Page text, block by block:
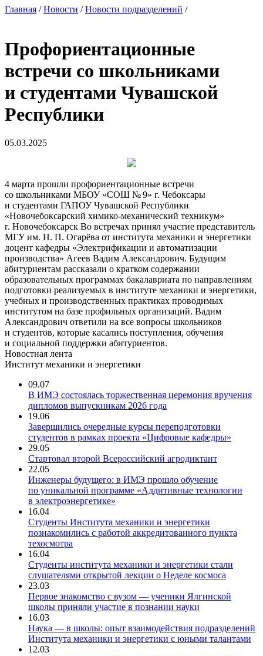
Главная /Новости /Новости подразделений /
Профориентационные
встречи со школьниками
и студентами Чувашской
Республики
05.03.2025
4 марта прошли профориентационные встречи
со школьниками МБОУ «СОШ № 9» г. Чебоксары
и студентами ГАПОУ Чувашской Республики
«Новочебоксарский химико-механический техникум»
г. Новочебоксарск Во встречах принял участие представитель
МГУ им. Н. П. Огарёва от института механики и энергетики
доцент кафедры «Электрификации и автоматизации
производства» Агеев Вадим Александрович. Будущим
абитуриентам рассказали о кратком содержании
образовательных программах бакалавриата по направлениям
подготовки реализуемых в институте механики и энергетики,
учебных и производственных практиках проводимых
институтом на базе профильных организаций. Вадим
Александрович ответили на все вопросы школьников
и студентов, которые касались поступления, обучения
и социальной поддержки абитуриентов.
Новостная лента
Институт механики и энергетики
09.07
В ИМЭ состоялась торжественная церемония вручения
дипломов выпускникам 2026 года
19.06
Завершились очередные курсы переподготовки
студентов в рамках проекта «Цифровые кафедры»
29.05
Стартовал второй Всероссийский агродиктант
22.05
Инженеры будущего: в ИМЭ прошло обучение
по уникальной программе «Аддитивные технологии
в электроэнергетике»
16.04
Студенты Института механики и энергетики
познакомились с работой аккредитованного пункта
техосмотра
16.04
Студенты института механики и энергетики стали
слушателями открытой лекции о Неделе космоса
23.03
Первое знакомство с вузом — ученики Ялгинской
школы приняли участие в познании науки
16.03
Наука — в школы: опыт взаимодействия подразделений
Института механики и энергетики с юными талантами
12.03